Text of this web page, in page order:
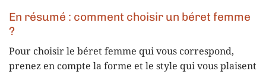
En résumé : comment choisir un béret femme
?
Pour choisir le béret femme qui vous correspond,
prenez en compte la forme et le style qui vous plaisent